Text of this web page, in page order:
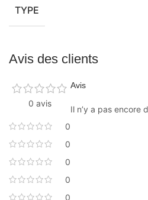
TYPE
Avis des clients
0 avis
0
0
0
0
0
Avis
Il n’y a pas encore